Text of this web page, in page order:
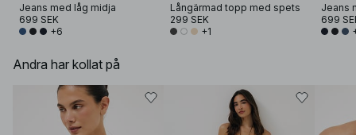
Jeans med låg midja
699 SEK
+6
Långärmad topp med spets
299 SEK
+1
Jeans
699
Andra har kollat på